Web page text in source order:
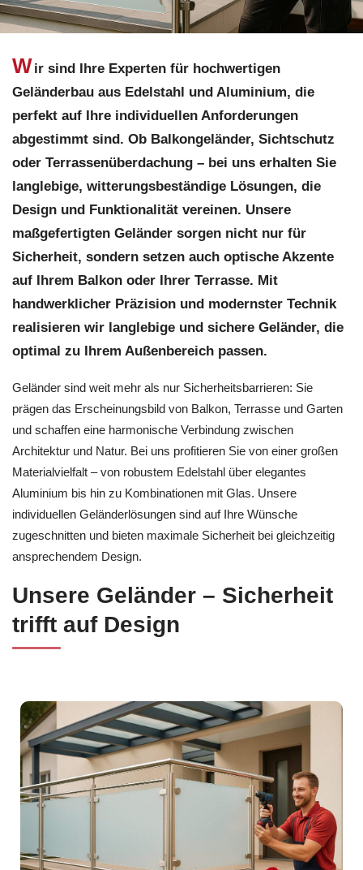
Wir sind Ihre Experten für hochwertigen
Geländerbau aus Edelstahl und Aluminium, die
perfekt auf Ihre individuellen Anforderungen
abgestimmt sind. Ob Balkongeländer, Sichtschutz
oder Terrassenüberdachung – bei uns erhalten Sie
langlebige, witterungsbeständige Lösungen, die
Design und Funktionalität vereinen. Unsere
maßgefertigten Geländer sorgen nicht nur für
Sicherheit, sondern setzen auch optische Akzente
auf Ihrem Balkon oder Ihrer Terrasse. Mit
handwerklicher Präzision und modernster Technik
realisieren wir langlebige und sichere Geländer, die
optimal zu Ihrem Außenbereich passen.
Geländer sind weit mehr als nur Sicherheitsbarrieren: Sie
prägen das Erscheinungsbild von Balkon, Terrasse und Garten
und schaffen eine harmonische Verbindung zwischen
Architektur und Natur. Bei uns profitieren Sie von einer großen
Materialvielfalt – von robustem Edelstahl über elegantes
Aluminium bis hin zu Kombinationen mit Glas. Unsere
individuellen Geländerlösungen sind auf Ihre Wünsche
zugeschnitten und bieten maximale Sicherheit bei gleichzeitig
ansprechendem Design.
Unsere Geländer – Sicherheit
trifft auf Design